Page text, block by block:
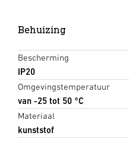
Behuizing
Bescherming
IP20
Omgevingstemperatuur
van -25 tot 50 °C
Materiaal
kunststof